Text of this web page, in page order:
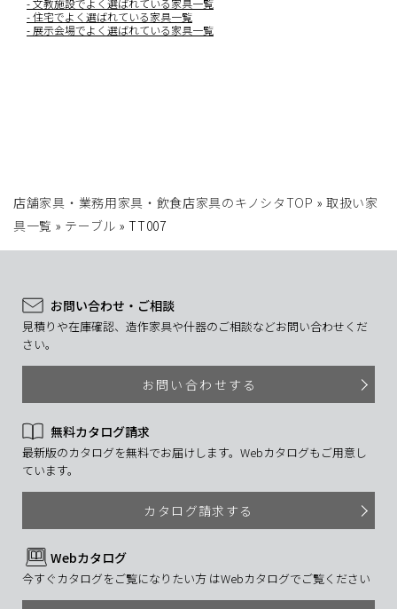
文教施設でよく選ばれている家具一覧
住宅でよく選ばれている家具一覧
展示会場でよく選ばれている家具一覧
店舗家具・業務用家具・飲食店家具のキノシタTOP » 取扱い家
具一覧 » テーブル »TT007
お問い合わせ・ご相談
見積りや在庫確認、造作家具や什器のご相談などお問い合わせくだ
さい。
お問い合わせする
無料カタログ請求
最新版のカタログを無料でお届けします。Webカタログもご用意し
ています。
カタログ請求する
Webカタログ
今すぐカタログをご覧になりたい方 はWebカタログでご覧ください